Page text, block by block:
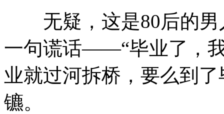
无疑，这是80后的男
一句谎话——“毕业了，
业就过河拆桥，要么到
镳。